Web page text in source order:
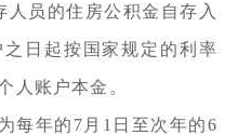
人员的住房公积金自存入
日起按国家规定的利率
人账户本金。
每年的7月1日至次年的6